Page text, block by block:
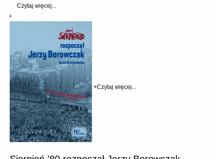
Czytaj więcej...
+Czytaj więcej...